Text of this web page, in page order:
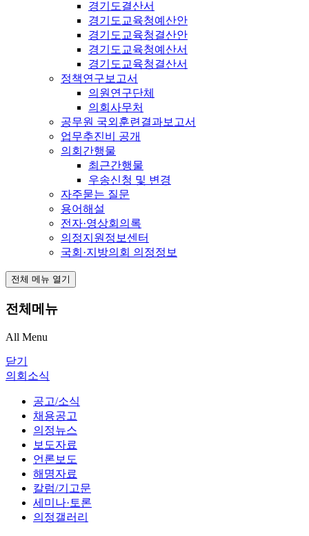
경기도결산서
경기도교육청예산안
경기도교육청결산안
경기도교육청예산서
경기도교육청결산서
정책연구보고서
의원연구단체
의회사무처
공무원 국외훈련결과보고서
업무추진비 공개
의회간행물
최근간행물
우송신청 및 변경
자주묻는 질문
용어해설
전자·영상회의록
의정지원정보센터
국회·지방의회 의정정보
전체 메뉴 열기
전체메뉴
All Menu
닫기
의회소식
공고/소식
채용공고
의정뉴스
보도자료
언론보도
해명자료
칼럼/기고문
세미나·토론
의정갤러리